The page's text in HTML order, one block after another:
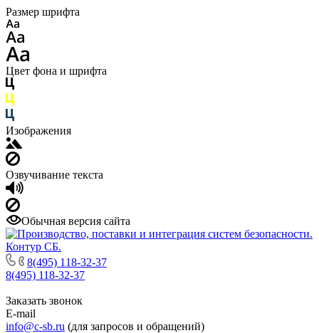
Размер шрифта
Цвет фона и шрифта
Изображения
Озвучивание текста
Обычная версия сайта
8(495) 118-32-37
8(495) 118-32-37
Заказать звонок
E-mail
info@c-sb.ru (для запросов и обращений)